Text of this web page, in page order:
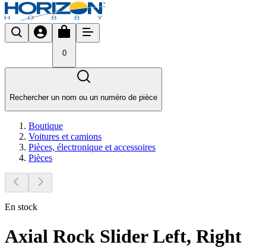
0
Rechercher un nom ou un numéro de pièce
Boutique
Voitures et camions
Pièces, électronique et accessoires
Pièces
En stock
Axial Rock Slider Left, Right